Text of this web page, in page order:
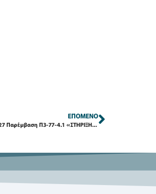
ΕΠΌΜΕΝΟ
1ης Πρόσκληση για την υποβολή προτάσεων στο ΣΣ ΚΑΠ 2024-2027 Παρέμβαση Π3-77-4.1 «ΣΤΗΡΙΞΗ ΓΙΑ ΤΟΠΙΚΗ ΑΝΑΠΤΥΞΗ ΜΕΣΩ ΤΟΥ LEADER (ΤΑΠΤΟΚ)» για Πράξεις Δημόσιου Χαρακτήρα